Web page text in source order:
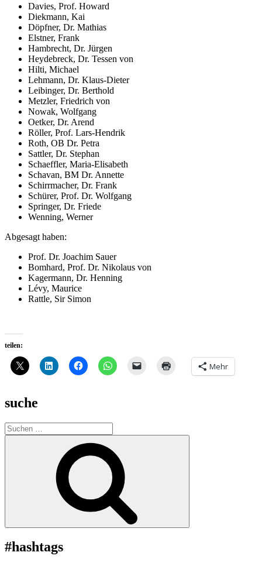
Davies, Prof. Howard
Diekmann, Kai
Döpfner, Dr. Mathias
Elstner, Frank
Hambrecht, Dr. Jürgen
Heydebreck, Dr. Tessen von
Hilti, Michael
Lehmann, Dr. Klaus-Dieter
Leibinger, Dr. Berthold
Metzler, Friedrich von
Nowak, Wolfgang
Oetker, Dr. Arend
Röller, Prof. Lars-Hendrik
Roth, OB Dr. Petra
Sattler, Dr. Stephan
Schaeffler, Maria-Elisabeth
Schavan, BM Dr. Annette
Schirrmacher, Dr. Frank
Schürer, Prof. Dr. Wolfgang
Springer, Dr. Friede
Wenning, Werner
Abgesagt haben:
Prof. Dr. Joachim Sauer
Bomhard, Prof. Dr. Nikolaus von
Kagermann, Dr. Henning
Lévy, Maurice
Rattle, Sir Simon
teilen:
Mehr
suche
Suche
nach:
#hashtags